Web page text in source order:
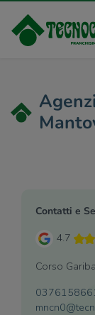
Contatti e
4.7
Corso